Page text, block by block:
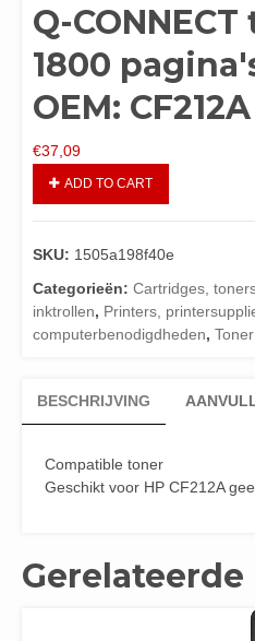
Q-
1800
OEM: CF212A
€37,09
ADD TO CART
SKU: 1505a198f40e
Categorieën: Cartridges,
inktrollen, Printers,
computerbenodigdheden, Toner
BESCHRIJVING
Compatible toner
Geschikt voor HP CF212A